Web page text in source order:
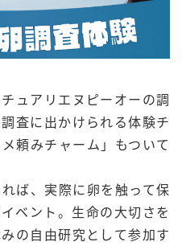
ュアリエヌピーオーの調
査に出かけられる体験チ
頼みチャーム」もついて
ば、実際に卵を触って保
ベント。生命の大切さを
の自由研究として参加す